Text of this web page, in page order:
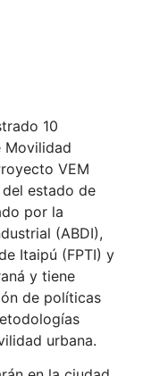
10
Movilidad
VEM
estado de
por la
(ABDI),
Itaipú (FPTI) y
y tiene
de políticas
urbana.